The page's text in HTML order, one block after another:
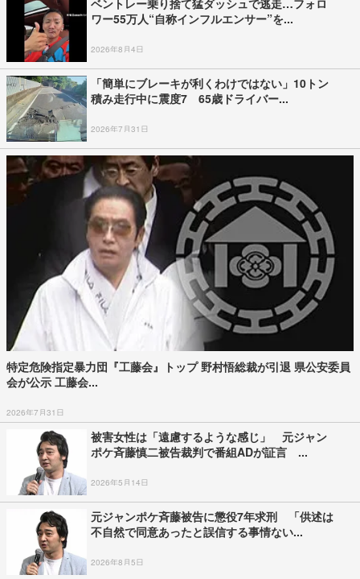
ベントレー乗り捨て猛ダッシュで逃走…フォロ
ワー55万人“自称インフルエンサー”を...
2026年8月4日
「簡単にブレーキが利くわけではない」10トン
積み走行中に震度7 65歳ドライバー...
2026年7月31日
特定危険指定暴力団『工藤会』トップ 野村悟総裁が引退 県公安委員
会が公示 工藤会...
2026年7月31日
被害女性は「遠慮するような感じ」 元ジャン
ポケ斉藤慎二被告裁判で番組ADが証言 ...
2026年5月14日
元ジャンポケ斉藤被告に懲役7年求刑 「供述は
不自然で同意あったと誤信する事情ない...
2026年8月5日